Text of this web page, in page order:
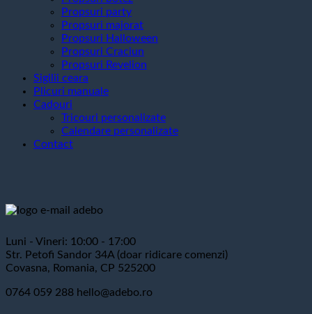
Propsuri party
Propsuri majorat
Propsuri Halloween
Propsuri Craciun
Propsuri Revelion
Sigilii ceara
Plicuri manuale
Cadouri
Tricouri personalizate
Calendare personalizate
Contact
Luni - Vineri: 10:00 - 17:00
Str. Petofi Sandor 34A (doar ridicare comenzi)
Covasna, Romania, CP 525200
0764 059 288 hello@adebo.ro